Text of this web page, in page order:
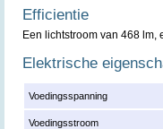
Efficientie
Een lichtstroom van 468 lm,
Elektrische
Voedingsspanning
Voedingsstroom